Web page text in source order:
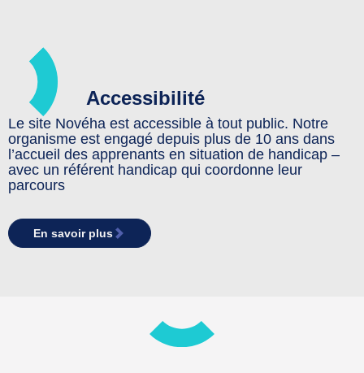
Accessibilité
Le site Novéha est accessible à tout public. Notre
organisme est engagé depuis plus de 10 ans dans
l’accueil des apprenants en situation de handicap –
avec un référent handicap qui coordonne leur
parcours
En savoir plus